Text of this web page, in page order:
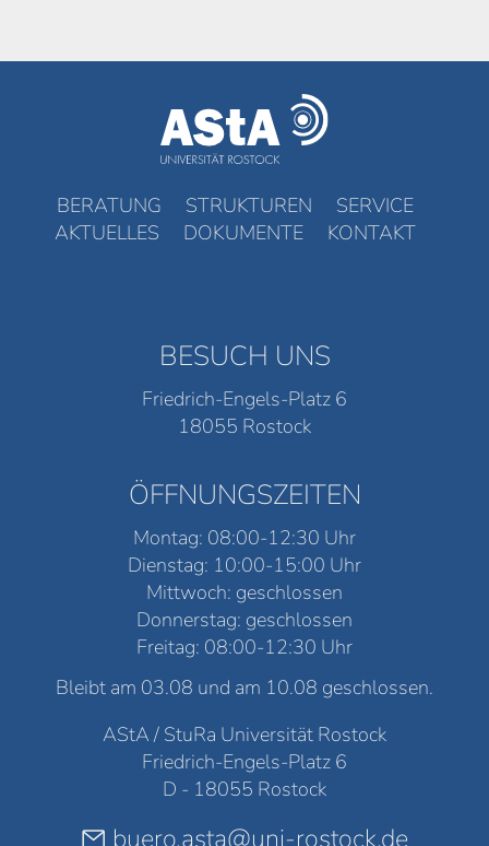
BERATUNG STRUKTUREN
SERVICE
AKTUELLES
DOKUMENTE KONTAKT
BESUCH UNS
Friedrich-Engels-Platz 6
18055 Rostock
ÖFFNUNGSZEITEN
Montag: 08:00-12:30 Uhr
Dienstag: 10:00-15:00 Uhr
Mittwoch: geschlossen
Donnerstag: geschlossen
Freitag: 08:00-12:30 Uhr
Bleibt am 03.08 und am 10.08 geschlossen.
AStA / StuRa Universität Rostock
Friedrich-Engels-Platz 6
D - 18055 Rostock
buero.asta@uni-rostock.de